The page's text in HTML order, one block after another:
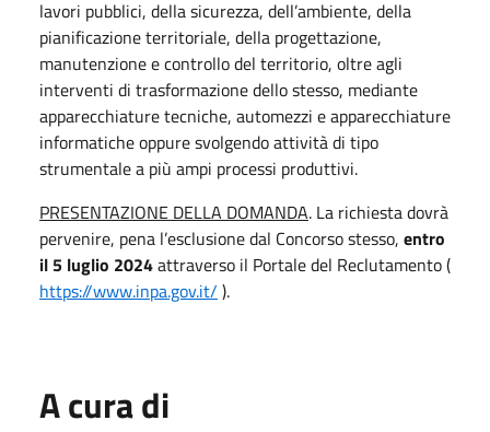
lavori pubblici, della sicurezza, dell’ambiente, della
pianificazione territoriale, della progettazione,
manutenzione e controllo del territorio, oltre agli
interventi di trasformazione dello stesso, mediante
apparecchiature tecniche, automezzi e apparecchiature
informatiche oppure svolgendo attività di tipo
strumentale a più ampi processi produttivi.
PRESENTAZIONE DELLA DOMANDA. La richiesta dovrà
pervenire, pena l’esclusione dal Concorso stesso, entro
il 5 luglio 2024attraverso il Portale del Reclutamento (
https://www.inpa.gov.it/ ).
A cura di